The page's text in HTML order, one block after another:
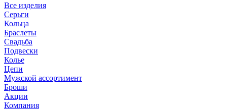
Все изделия
Серьги
Кольца
Браслеты
Свадьба
Подвески
Колье
Цепи
Мужской ассортимент
Броши
Акции
Компания